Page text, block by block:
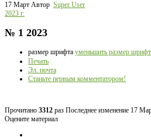
17 Март Автор Super User
2023 г.
№ 1 2023
размер шрифта уменьшить размер
Печать
Эл. почта
Станьте первым комментатором!
Прочитано 3312 раз Последнее изменение 17
Оцените материал